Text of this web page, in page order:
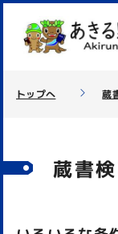
トップへ 蔵
蔵書